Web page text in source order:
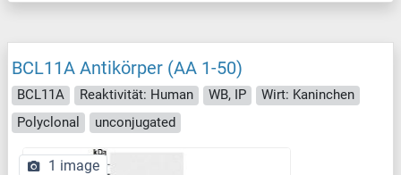
BCL11A Antikörper (AA 1-50)
BCL11A Reaktivität: Human WB, IP
Wirt: Kaninchen
Polyclonal
unconjugated
1 image